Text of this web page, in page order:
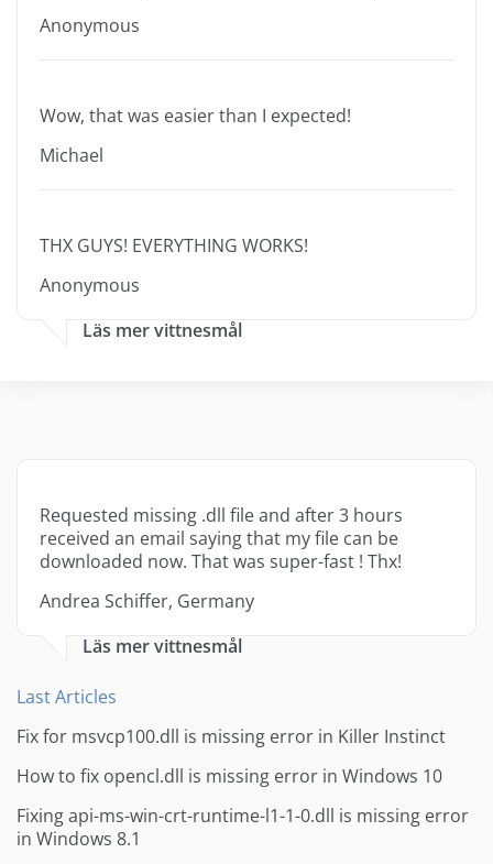
Anonymous
Wow, that was easier than I expected!
Michael
THX GUYS! EVERYTHING WORKS!
Anonymous
Läs mer vittnesmål
Requested missing .dll file and after 3 hours
received an email saying that my file can be
downloaded now. That was super-fast ! Thx!
Andrea Schiffer, Germany
Läs mer vittnesmål
Last Articles
Fix for msvcp100.dll is missing error in Killer Instinct
How to fix opencl.dll is missing error in Windows 10
Fixing api-ms-win-crt-runtime-l1-1-0.dll is missing error
in Windows 8.1